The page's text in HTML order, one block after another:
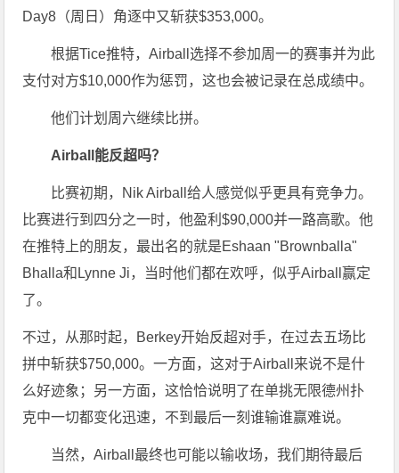
Day8（周日）角逐中又斩获$353,000。
根据Tice推特，Airball选择不参加周一的赛事并为此
支付对方$10,000作为惩罚，这也会被记录在总成绩中。
他们计划周六继续比拼。
Airball能反超吗？
比赛初期，Nik Airball给人感觉似乎更具有竞争力。
比赛进行到四分之一时，他盈利$90,000并一路高歌。他
在推特上的朋友，最出名的就是Eshaan "Brownballa"
Bhalla和Lynne Ji，当时他们都在欢呼，似乎Airball赢定
了。
不过，从那时起，Berkey开始反超对手，在过去五场比
拼中斩获$750,000。一方面，这对于Airball来说不是什
么好迹象；另一方面，这恰恰说明了在单挑无限德州扑
克中一切都变化迅速，不到最后一刻谁输谁赢难说。
当然，Airball最终也可能以输收场，我们期待最后